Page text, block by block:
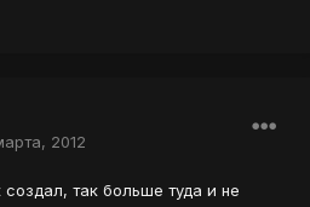
2012
так больше туда и не